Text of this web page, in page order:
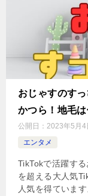
おじゃすのす
かつら！地毛は
公開日： 2023年5月4
エンタメ
TikTokで活躍す
を超える大人気
人気を得ていま